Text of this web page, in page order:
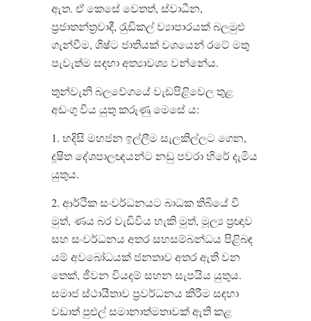
ඇත. ඒ කෙසේ වෙතත්, ස්වාධීන,
ප‍්‍රජාතන්ත‍්‍රවාදී, රැුඩිකල් ව්‍යාපාරයක් බලමුළු
ගැන්වීම, ශිෂ්ට ජාතියක් වශයෙන් රටේ මතු
පැවැත්ම සඳහා අත්‍යාවශ්‍ය වන්නේය.
තුන්වැනි බලවේගයේ වැඩපිළිවෙල තුළ
අඩංගු විය යුතු කරුණු මෙසේ ය:
1. හදිසි මහජන ඉල්ලීම සැලකිල්ලට ගෙන,
දූෂිත දේශපාලඥයන්ට නඩු පවරා හිරේ දැමිය
යුතුය.
2. ආර්ථික සංවර්ධනයට බාධක තිබියේ වී
මුත්, ණය බර වැඩිවිය හැකි මුත්, මූල්‍ය ප‍්‍රඥාව
සහ සංවර්ධනය අතර සහසම්බන්ධය පිළිබඳ
යම් අවබෝධයක් ජනතාව අතර ඇති වන
තෙක්, ජීවන වියදම් සහන සැපයිය යුතුය.
සමාජ ස්ථායීතාව ප‍්‍රවර්ධනය කිරීම සඳහා
වඩාත් පුළුල් සමානාත්මතාවක් ඇති කළ